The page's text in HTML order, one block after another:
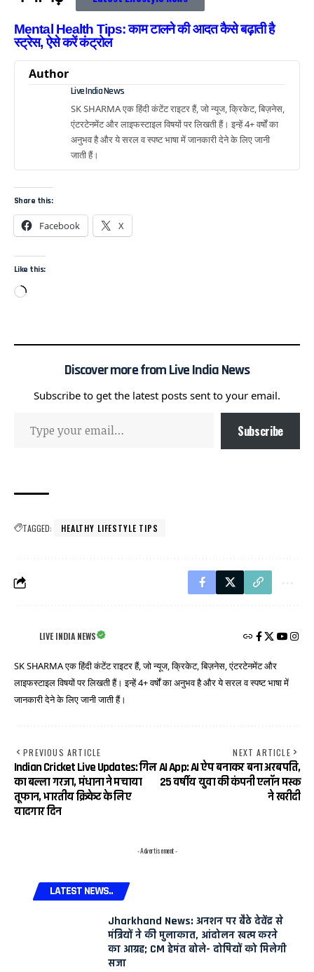
Mental Health Tips: काम टालने की आदत कैसे बढ़ाती है
स्ट्रेस, ऐसे करें कंट्रोल
Author
Live India News
SK SHARMA एक हिंदी कंटेंट राइटर हैं, जो न्यूज, क्रिकेट, बिज़नेस,
एंटरटेनमेंट और लाइफस्टाइल विषयों पर लिखती हैं। इन्हें 4+ वर्षों का
अनुभव है और ये सरल व स्पष्ट भाषा में जानकारी देने के लिए जानी
जाती हैं।
Share this:
Facebook X
Like this:
Discover more from Live India News
Subscribe to get the latest posts sent to your email.
Subscribe
TAGGED: HEALTHY LIFESTYLE TIPS
LIVE INDIA NEWS
SK SHARMA एक हिंदी कंटेंट राइटर हैं, जो न्यूज, क्रिकेट, बिज़नेस, एंटरटेनमेंट और
लाइफस्टाइल विषयों पर लिखती हैं। इन्हें 4+ वर्षों का अनुभव है और ये सरल व स्पष्ट भाषा में
जानकारी देने के लिए जानी जाती हैं।
PREVIOUS ARTICLE
Indian Cricket Live Updates: गिल
का बल्ला गरजा, मंधाना ने मचाया
तूफान, भारतीय क्रिकेट के लिए
यादगार दिन
NEXT ARTICLE
AI App: AI ऐप बनाकर बना अरबपति,
25 वर्षीय युवा की कंपनी एलॉन मस्क
ने खरीदी
- Advertisement -
LATEST NEWS..
Jharkhand News: अनशन पर बैठे देवेंद्र से
मंत्रियों ने की मुलाकात, आंदोलन खत्म करने
का आग्रह; CM हेमंत बोले- दोषियों को मिलेगी
सजा